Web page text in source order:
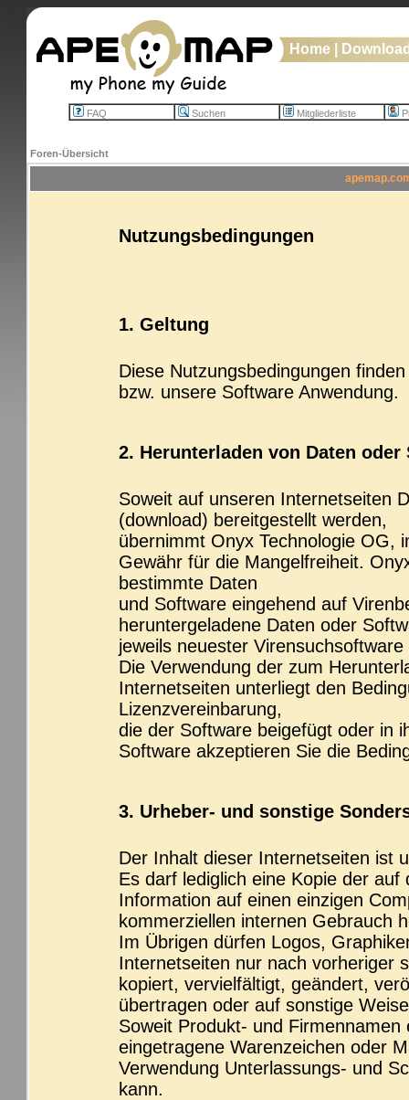
Home
FAQ Suchen Mitgliederliste
Foren-Übersicht
Nutzungsbedingungen
1. Geltung
Diese Nutzungsbedingungen
bzw. unsere Software Anwendung.
2. Herunterladen von Daten
Soweit auf unseren Internetseiten
(download) bereitgestellt werden,
übernimmt Onyx Technologie OG,
Gewähr für die Mangelfreiheit.
bestimmte Daten
und Software eingehend auf
heruntergeladene Daten oder
jeweils neuester
Die Verwendung der zum
Internetseiten unterliegt den
Lizenzvereinbarung,
die der Software beigefügt oder in
Software akzeptieren Sie die
3. Urheber- und sonstige
Der Inhalt dieser Internetseiten ist
Es darf lediglich eine Kopie der
Information auf einen einzigen
kommerziellen internen Gebrauch
Im Übrigen dürfen Logos,
Internetseiten nur nach vorheriger
kopiert, vervielfältigt, geändert,
übertragen oder auf sonstige
Soweit Produkt- und
eingetragene Warenzeichen oder
Verwendung Unterlassungs- und
kann.